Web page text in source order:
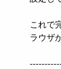
これで
ラウザ